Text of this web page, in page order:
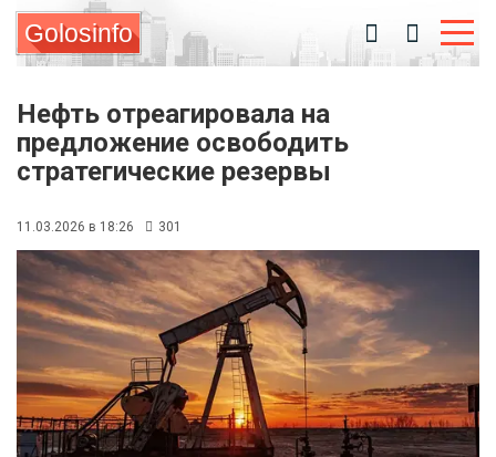
Golosinfo
Нефть отреагировала на
предложение освободить
стратегические резервы
11.03.2026 в 18:26 301